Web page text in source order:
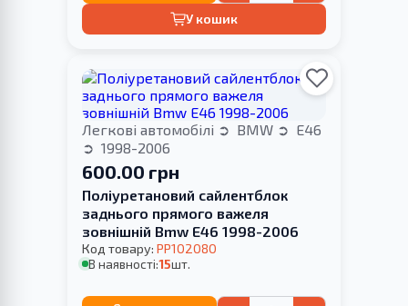
У кошик
Легкові автомобілі BMW
E46
1998-2006
600.00 грн
Поліуретановий сайлентблок
заднього прямого важеля
зовнішній Bmw E46 1998-2006
Код товару: PP102080
В наявності:15шт.